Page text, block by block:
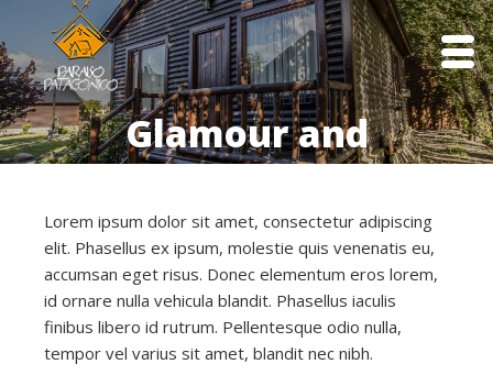
Glamour and
Lorem ipsum dolor sit amet, consectetur adipiscing
elit. Phasellus ex ipsum, molestie quis venenatis eu,
accumsan eget risus. Donec elementum eros lorem,
id ornare nulla vehicula blandit. Phasellus iaculis
finibus libero id rutrum. Pellentesque odio nulla,
tempor vel varius sit amet, blandit nec nibh.